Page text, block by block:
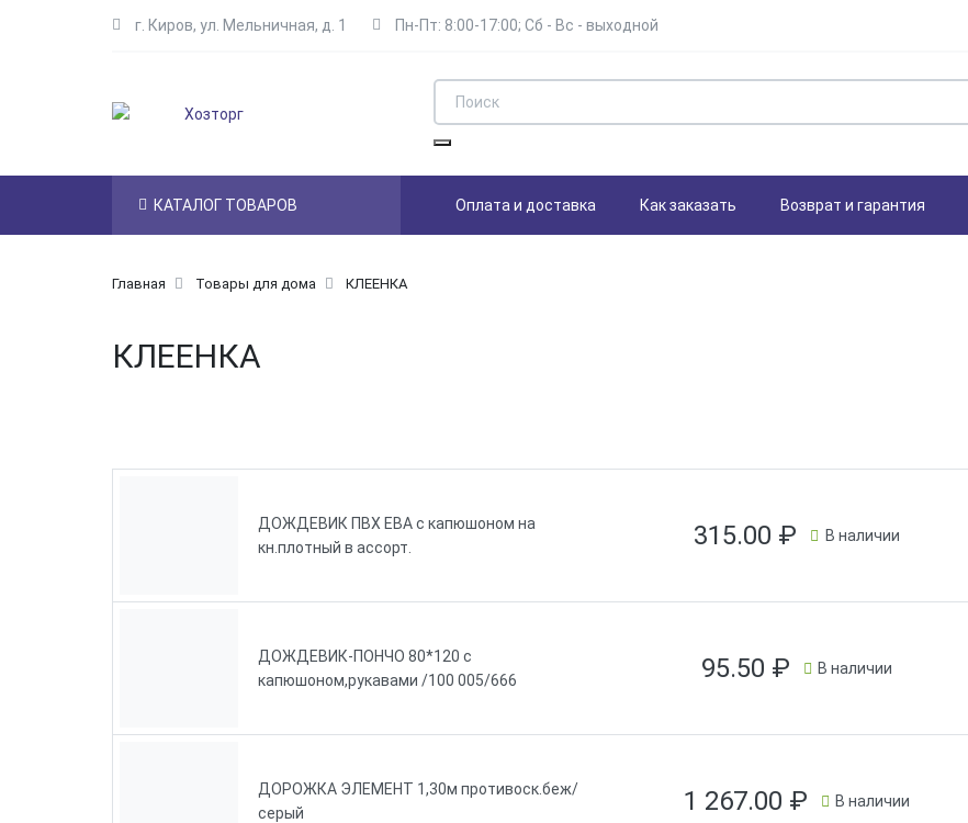
Skip to main content
г. Киров, ул. Мельничная, д. 1 Пн-Пт: 8:00-17:00; Сб - Вс - выходной
НавигацияКАТАЛОГ ТОВАРОВ Оплата и доставка Как заказать Возврат и гарантия
Главная Товары для дома КЛЕЕНКА
КЛЕЕНКА
ДОЖДЕВИК ПВХ ЕВА с капюшоном на
кн.плотный в ассорт.
315.00 ₽ В наличии
ДОЖДЕВИК-ПОНЧО 80*120 с
капюшоном,рукавами /100 005/666
95.50 ₽ В наличии
ДОРОЖКА ЭЛЕМЕНТ 1,30м противоск.беж/
серый
1 267.00 ₽ В наличии